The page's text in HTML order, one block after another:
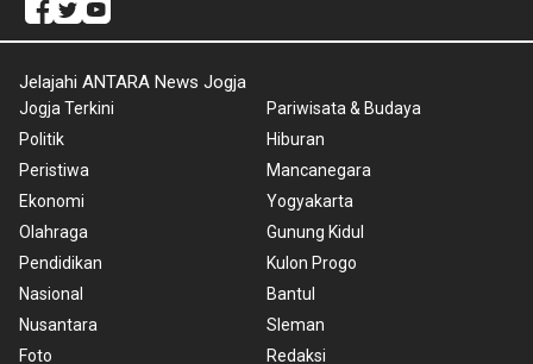
Jelajahi ANTARA News Jogja
Jogja Terkini
Politik
Peristiwa
Ekonomi
Olahraga
Pendidikan
Nasional
Nusantara
Foto
Pariwisata & Budaya
Hiburan
Mancanegara
Yogyakarta
Gunung Kidul
Kulon Progo
Bantul
Sleman
Redaksi